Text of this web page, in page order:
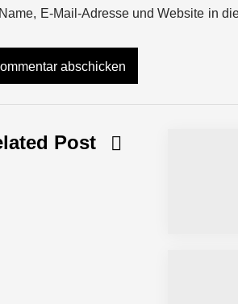
Name, E-Mail-Adresse und Website in
Post
Simulationsdienstleistung in